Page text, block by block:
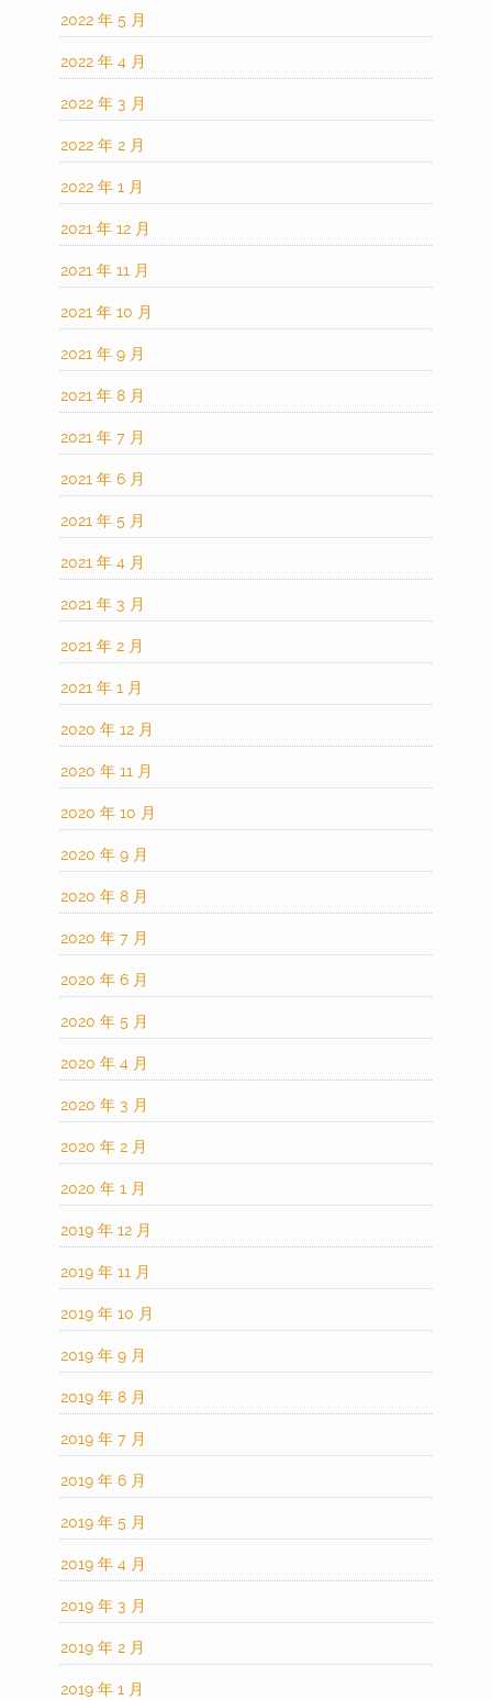
2022 年 5 月
2022 年 4 月
2022 年 3 月
2022 年 2 月
2022 年 1 月
2021 年 12 月
2021 年 11 月
2021 年 10 月
2021 年 9 月
2021 年 8 月
2021 年 7 月
2021 年 6 月
2021 年 5 月
2021 年 4 月
2021 年 3 月
2021 年 2 月
2021 年 1 月
2020 年 12 月
2020 年 11 月
2020 年 10 月
2020 年 9 月
2020 年 8 月
2020 年 7 月
2020 年 6 月
2020 年 5 月
2020 年 4 月
2020 年 3 月
2020 年 2 月
2020 年 1 月
2019 年 12 月
2019 年 11 月
2019 年 10 月
2019 年 9 月
2019 年 8 月
2019 年 7 月
2019 年 6 月
2019 年 5 月
2019 年 4 月
2019 年 3 月
2019 年 2 月
2019 年 1 月